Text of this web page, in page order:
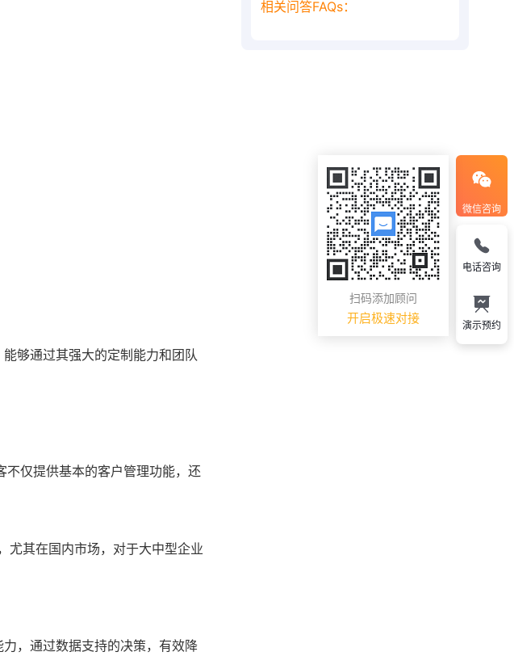
够通过其强大的定制能力和团队
不仅提供基本的客户管理功能，还
尤其在国内市场，对于大中型企业
，通过数据支持的决策，有效降
相关问答FAQs：
微信咨询
扫码添加顾问
开启极速对接
电话咨询
演示预约